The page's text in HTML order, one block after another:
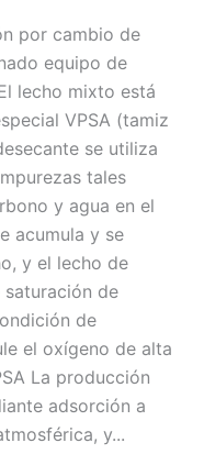
por cambio de
equipo de
lecho mixto está
VPSA (tamiz
se utiliza
tales
y agua en el
acumula y se
y el lecho de
de
de
el oxígeno de alta
La producción
adsorción a
y...